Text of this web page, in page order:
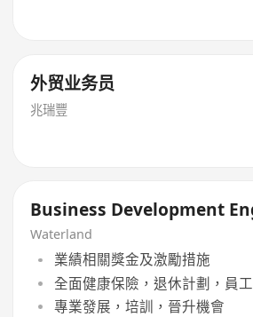
外贸业务员
兆瑞豐
Business Development
Waterland
業績相關獎金及激勵措施
全面健康保險，退休計劃，員
專業發展，培訓，晉升機會